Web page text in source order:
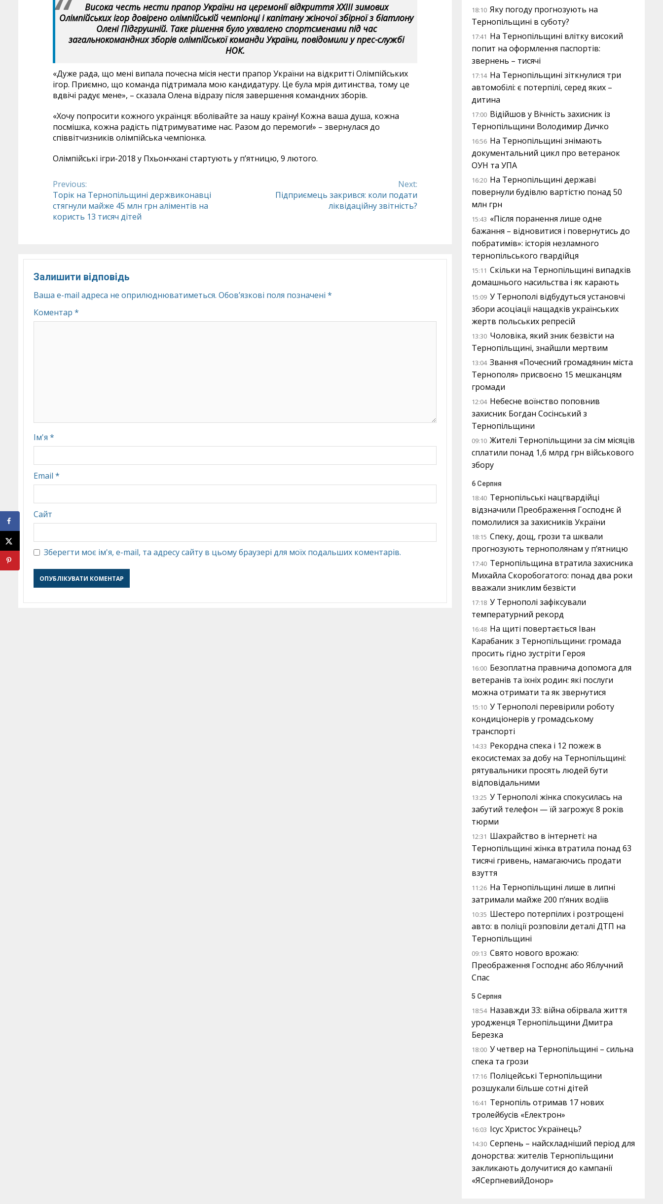
Висока честь нести прапор України на церемонії відкриття ХХІІІ зимових
Олімпійських ігор довірено олімпійській чемпіонці і капітану жіночої збірної з біатлону
Олені Підгрушній. Таке рішення було ухвалено спортсменами під час
загальнокомандних зборів олімпійської команди України, повідомили у прес-службі
НОК.
«Дуже рада, що мені випала почесна місія нести прапор України на відкритті Олімпійських
ігор. Приємно, що команда підтримала мою кандидатуру. Це була мрія дитинства, тому це
вдвічі радує мене», – сказала Олена відразу після завершення командних зборів.
«Хочу попросити кожного українця: вболівайте за нашу країну! Кожна ваша душа, кожна
посмішка, кожна радість підтримуватиме нас. Разом до перемоги!» – звернулася до
співвітчизників олімпійська чемпіонка.
Олімпійські ігри-2018 у Пхьончхані стартують у п’ятницю, 9 лютого.
Continue
Reading
Previous:
Торік на Тернопільщині держвиконавці
стягнули майже 45 млн грн аліментів на
користь 13 тисяч дітей
Next:
Підприємець закрився: коли подати
ліквідаційну звітність?
Залишити відповідь
Ваша e-mail адреса не оприлюднюватиметься. Обов’язкові поля позначені *
Коментар *
Ім'я *
Email *
Сайт
Зберегти моє ім'я, e-mail, та адресу сайту в цьому браузері для моїх подальших коментарів.
18:10 Яку погоду прогнозують на
Тернопільщині в суботу?
17:41 На Тернопільщині влітку високий
попит на оформлення паспортів:
звернень – тисячі
17:14 На Тернопільщині зіткнулися три
автомобілі: є потерпілі, серед яких –
дитина
17:00 Відійшов у Вічність захисник із
Тернопільщини Володимир Дичко
16:56 На Тернопільщині знімають
документальний цикл про ветеранок
ОУН та УПА
16:20 На Тернопільщині державі
повернули будівлю вартістю понад 50
млн грн
15:43 «Після поранення лише одне
бажання – відновитися і повернутись до
побратимів»: історія незламного
тернопільського гвардійця
15:11 Скільки на Тернопільщині випадків
домашнього насильства і як карають
15:09 У Тернополі відбудуться установчі
збори асоціації нащадків українських
жертв польських репресій
13:30 Чоловіка, який зник безвісти на
Тернопільщині, знайшли мертвим
13:04 Звання «Почесний громадянин міста
Тернополя» присвоєно 15 мешканцям
громади
12:04 Небесне воїнство поповнив
захисник Богдан Сосінський з
Тернопільщини
09:10 Жителі Тернопільщини за сім місяців
сплатили понад 1,6 млрд грн військового
збору
6 Серпня
18:40 Тернопільські нацгвардійці
відзначили Преображення Господнє й
помолилися за захисників України
18:15 Спеку, дощ, грози та шквали
прогнозують тернополянам у п’ятницю
17:40 Тернопільщина втратила захисника
Михайла Скоробогатого: понад два роки
вважали зниклим безвісти
17:18 У Тернополі зафіксували
температурний рекорд
16:48 На щиті повертається Іван
Карабаник з Тернопільщини: громада
просить гідно зустріти Героя
16:00 Безоплатна правнича допомога для
ветеранів та їхніх родин: які послуги
можна отримати та як звернутися
15:10 У Тернополі перевірили роботу
кондиціонерів у громадському
транспорті
14:33 Рекордна спека і 12 пожеж в
екосистемах за добу на Тернопільщині:
рятувальники просять людей бути
відповідальними
13:25 У Тернополі жінка спокусилась на
забутий телефон — їй загрожує 8 років
тюрми
12:31 Шахрайство в інтернеті: на
Тернопільщині жінка втратила понад 63
тисячі гривень, намагаючись продати
взуття
11:26 На Тернопільщині лише в липні
затримали майже 200 п’яних водіїв
10:35 Шестеро потерпілих і розтрощені
авто: в поліції розповіли деталі ДТП на
Тернопільщині
09:13 Свято нового врожаю:
Преображення Господнє або Яблучний
Спас
5 Серпня
18:54 Назавжди 33: війна обірвала життя
уродженця Тернопільщини Дмитра
Березка
18:00 У четвер на Тернопільщині – сильна
спека та грози
17:16 Поліцейські Тернопільщини
розшукали більше сотні дітей
16:41 Тернопіль отримав 17 нових
тролейбусів «Електрон»
16:03 Ісус Христос Українець?
14:30 Серпень – найскладніший період для
донорства: жителів Тернопільщини
закликають долучитися до кампанії
«ЯСерпневийДонор»